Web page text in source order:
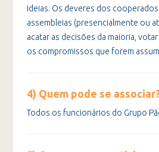
ideias. Os deveres dos
assembleias (presencialmente ou
acatar as decisões da maioria,
os compromissos que forem
4) Quem pode se
Todos os funcionários do Grupo